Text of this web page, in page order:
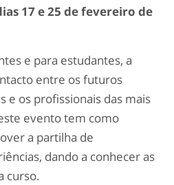
17 e 25 de fevereiro de
e para estudantes, a
entre os futuros
e os profissionais das mais
evento tem como
a partilha de
dando a conhecer as
curso.